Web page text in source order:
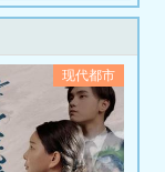
现代都市